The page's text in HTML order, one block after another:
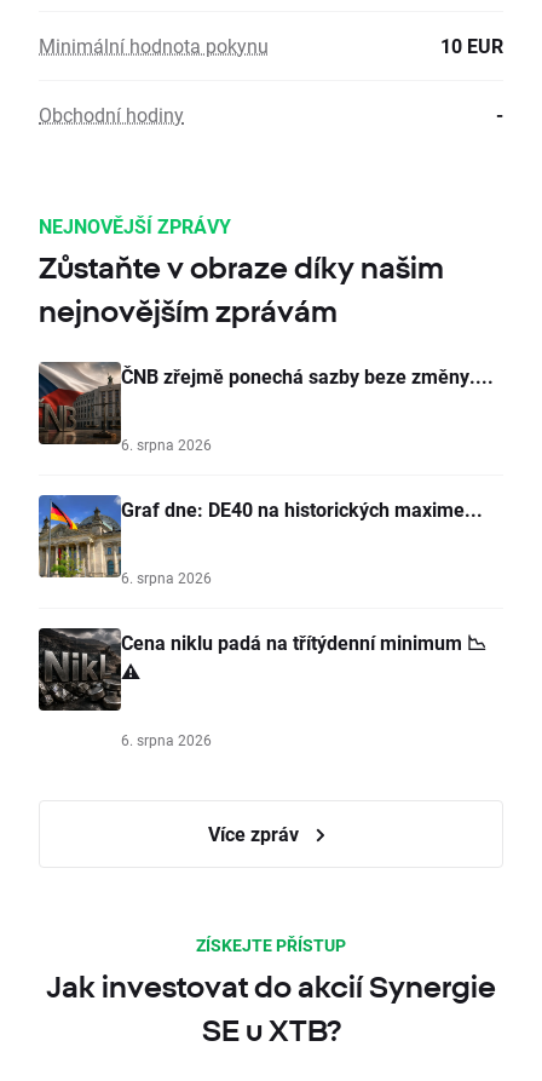
Minimální hodnota pokynu 10 EUR
Obchodní hodiny -
NEJNOVĚJŠÍ ZPRÁVY
Zůstaňte v obraze díky našim
nejnovějším zprávám
ČNB zřejmě ponechá sazby beze změny....
6. srpna 2026
Graf dne: DE40 na historických maxime...
6. srpna 2026
Cena niklu padá na třítýdenní minimum 📉
⚠️
6. srpna 2026
Více zpráv
ZÍSKEJTE PŘÍSTUP
Jak investovat do akcií Synergie
SE u XTB?